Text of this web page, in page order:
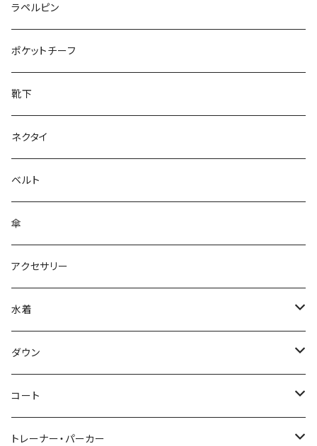
50/XL～
27cm～
28cm～
ラペルピン
ポケットチーフ
靴下
ネクタイ
ベルト
傘
アクセサリー
水着
～44/S
46/M
48/L
ダウン
～44/S
46/M
コート
～44/S
トレーナー・パーカー